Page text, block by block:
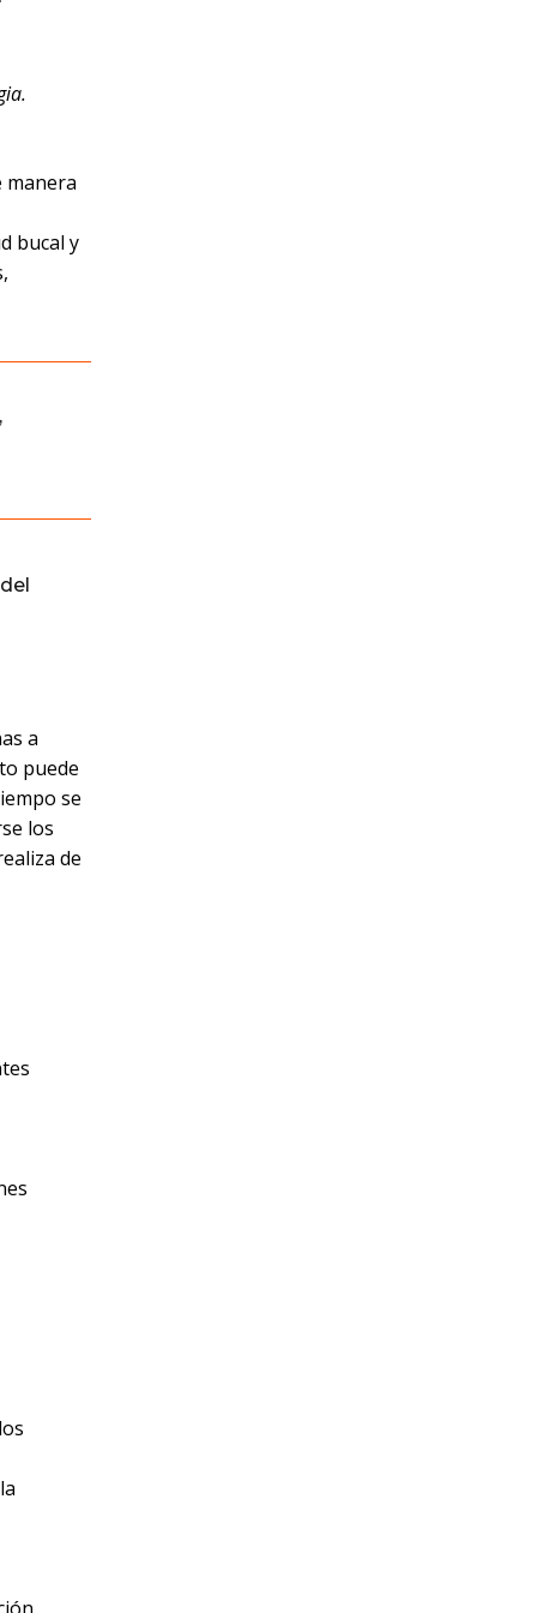
manera
bucal y
a
puede
se
los
de